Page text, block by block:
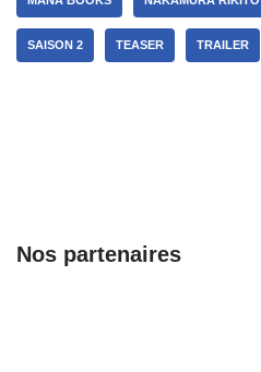
SAISON 2 TEASER TRAILER
Nos partenaires